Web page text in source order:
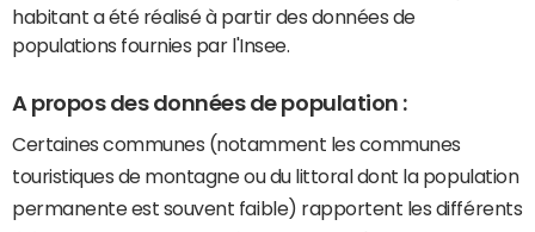
habitant a été réalisé à partir des données de
populations fournies par l'Insee.
A propos des données de population :
Certaines communes (notamment les communes
touristiques de montagne ou du littoral dont la population
permanente est souvent faible) rapportent les différents